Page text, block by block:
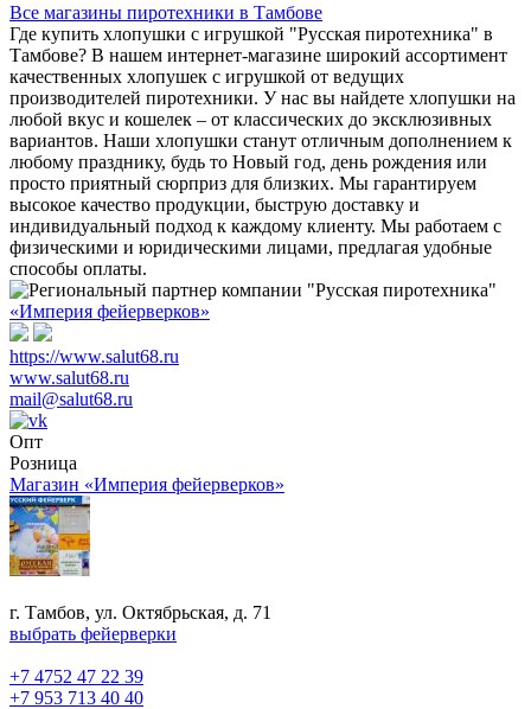
Все магазины пиротехники в Тамбове
Где купить хлопушки с игрушкой "Русская пиротехника" в
Тамбове? В нашем интернет-магазине широкий ассортимент
качественных хлопушек с игрушкой от ведущих
производителей пиротехники. У нас вы найдете хлопушки на
любой вкус и кошелек – от классических до эксклюзивных
вариантов. Наши хлопушки станут отличным дополнением к
любому празднику, будь то Новый год, день рождения или
просто приятный сюрприз для близких. Мы гарантируем
высокое качество продукции, быструю доставку и
индивидуальный подход к каждому клиенту. Мы работаем с
физическими и юридическими лицами, предлагая удобные
способы оплаты.
«Империя фейерверков»
https://www.salut68.ru
www.salut68.ru
mail@salut68.ru
Опт
Розница
Магазин «Империя фейерверков»
г. Тамбов, ул. Октябрьская, д. 71
выбрать фейерверки
+7 4752 47 22 39
+7 953 713 40 40